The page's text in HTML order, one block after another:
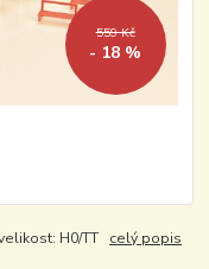
559 Kč
- 18 %
H0/TT celý popis